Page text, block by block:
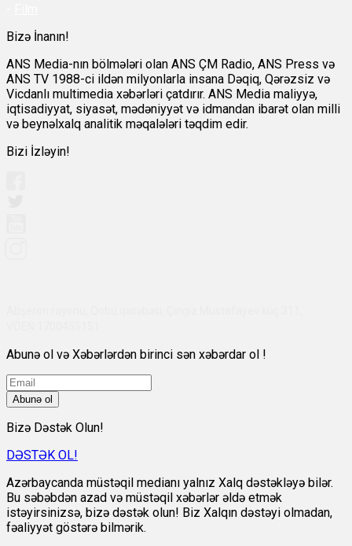
Bizə İnanın!
ANS Media-nın bölmələri olan ANS ÇM Radio, ANS Press və
ANS TV 1988-ci ildən milyonlarla insana Dəqiq, Qərəzsiz və
Vicdanlı multimedia xəbərləri çatdırır. ANS Media maliyyə,
iqtisadiyyat, siyasət, mədəniyyət və idmandan ibarət olan milli
və beynəlxalq analitik məqalələri təqdim edir.
Bizi İzləyin!
Abunə ol və Xəbərlərdən birinci sən xəbərdar ol !
Abunə ol
Bizə Dəstək Olun!
DƏSTƏK OL!
Azərbaycanda müstəqil medianı yalnız Xalq dəstəkləyə bilər.
Bu səbəbdən azad və müstəqil xəbərlər əldə etmək
istəyirsinizsə, bizə dəstək olun! Biz Xalqın dəstəyi olmadan,
fəaliyyət göstərə bilmərik.